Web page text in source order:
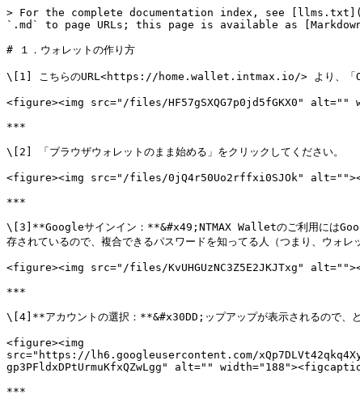
> For the complete documentation index, see
`.md` to page URLs; this page is available as
# １．ウォレットの作り方
\[1] こちらのURL<https://home.wallet.intmax.io/> より、「
<figure><img src="/files/HF57gSXQG7p0jd5fGKX0"
***
\[2] 「ブラウザウォレットのまま始める」をクリックしてください。
<figure><img src="/files/0jQ4r50Uo2rffxi0SJOk"
***
\[3]**Googleサインイン：**&#x49;NTMAX Walletのご利用には
存されているので、複合できるパスワードを知ってる人（つまり、ウォレ
<figure><img src="/files/KvUHGUzNC3Z5E2JKJTxg"
***
\[4]**アカウントの選択：**&#x30DD;ップアップが表示されるので、ど
<figure><img
src="https://lh6.googleusercontent.com/
gp3PFldxDPtUrmuKfxQZwLgg" alt=""
***